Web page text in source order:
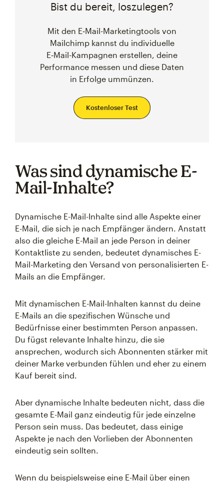
Bist du bereit, loszulegen?
Mit den E‑Mail-Marketingtools von
Mailchimp kannst du individuelle
E‑Mail-Kampagnen erstellen, deine
Performance messen und diese Daten
in Erfolge ummünzen.
Kostenloser Test
Was sind dynamische E-
Mail-Inhalte?
Dynamische E-Mail-Inhalte sind alle Aspekte einer
E-Mail, die sich je nach Empfänger ändern. Anstatt
also die gleiche E-Mail an jede Person in deiner
Kontaktliste zu senden, bedeutet dynamisches E-
Mail-Marketing den Versand von personalisierten E-
Mails an die Empfänger.
Mit dynamischen E-Mail-Inhalten kannst du deine
E-Mails an die spezifischen Wünsche und
Bedürfnisse einer bestimmten Person anpassen.
Du fügst relevante Inhalte hinzu, die sie
ansprechen, wodurch sich Abonnenten stärker mit
deiner Marke verbunden fühlen und eher zu einem
Kauf bereit sind.
Aber dynamische Inhalte bedeuten nicht, dass die
gesamte E-Mail ganz eindeutig für jede einzelne
Person sein muss. Das bedeutet, dass einige
Aspekte je nach den Vorlieben der Abonnenten
eindeutig sein sollten.
Wenn du beispielsweise eine E-Mail über einen